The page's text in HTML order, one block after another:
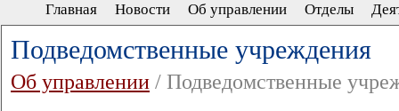
Главная Новости Об управлении Отделы
Подведомственные учреждения
Об управлении / Подведомственные